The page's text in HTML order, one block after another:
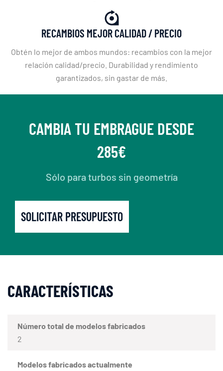
RECAMBIOS MEJOR CALIDAD / PRECIO
Obtén lo mejor de ambos mundos: recambios con la mejor
relación calidad/precio. Durabilidad y rendimiento
garantizados, sin gastar de más.
CAMBIA TU EMBRAGUE DESDE
285€
Sólo para turbos sin geometría
SOLICITAR PRESUPUESTO
CARACTERÍSTICAS
Número total de modelos fabricados
2
Modelos fabricados actualmente